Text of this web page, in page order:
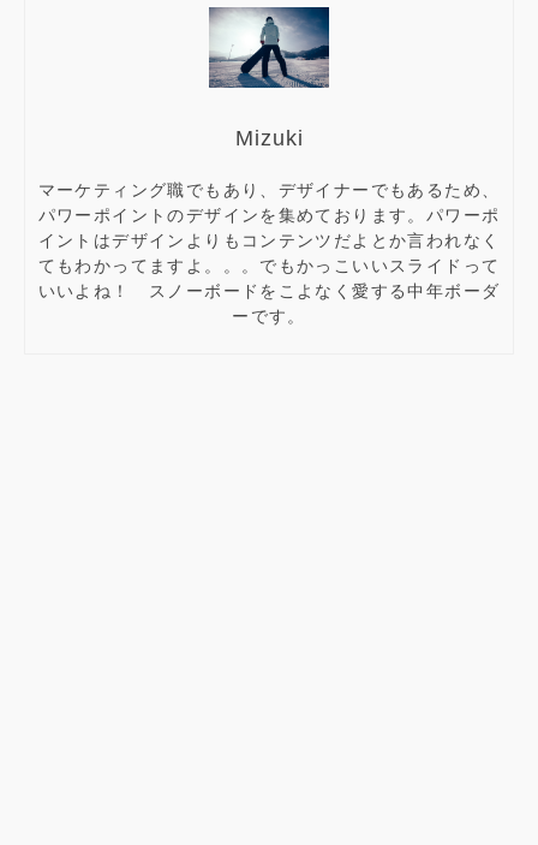
Mizuki
マーケティング職でもあり、デザイナーでもあるため、
パワーポイントのデザインを集めております。パワーポ
イントはデザインよりもコンテンツだよとか言われなく
てもわかってますよ。。。でもかっこいいスライドって
いいよね！ スノーボードをこよなく愛する中年ボーダ
ーです。